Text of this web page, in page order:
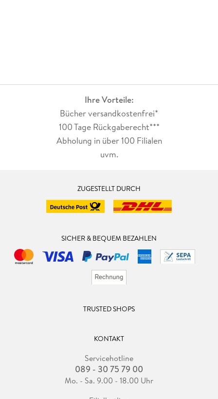
Ihre Vorteile:
Bücher versandkostenfrei*
100 Tage Rückgaberecht***
Abholung in über 100 Filialen
uvm.
ZUGESTELLT DURCH
SICHER & BEQUEM BEZAHLEN
TRUSTED SHOPS
KONTAKT
Servicehotline
089 - 30 75 79 00
Mo. - Sa. 9.00 - 18.00 Uhr